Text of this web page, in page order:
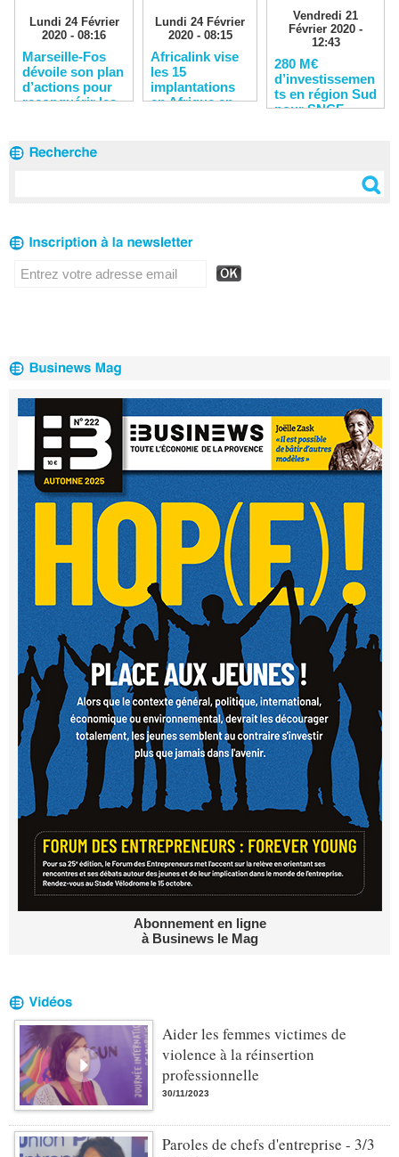
Lundi 24 Février
2020 - 08:16
Marseille-Fos
dévoile son plan
d’actions pour
reconquérir les
Lundi 24 Février
2020 - 08:15
Africalink vise
les 15
implantations
en Afrique en
Vendredi 21
Février 2020 -
12:43
280 M€
d’investissemen
ts en région Sud
pour SNCF
Abonnement en ligne
à Businews le Mag
Aider les femmes victimes de
violence à la réinsertion
professionnelle
30/11/2023
Paroles de chefs d'entreprise - 3/3